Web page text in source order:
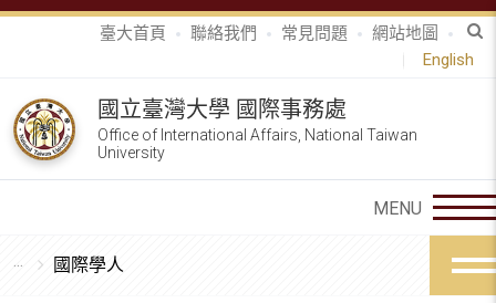
臺大首頁 聯絡我們 常見問題
網站地圖
English
國立臺灣大學 國際事務處
Office of International Affairs, National Taiwan
University
國際學人